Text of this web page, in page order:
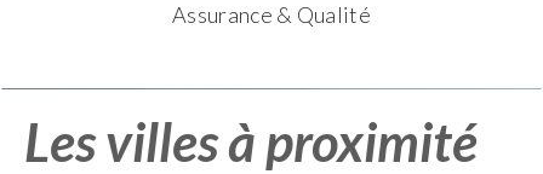
Assurance & Qualité
Les villes à proximité